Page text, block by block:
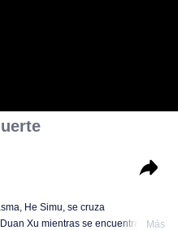
He Simu, se cruza
Xu mientras se encuentra deMás